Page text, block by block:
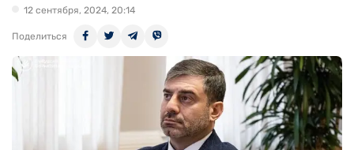
12 сентября, 2024, 20:14
Поделиться